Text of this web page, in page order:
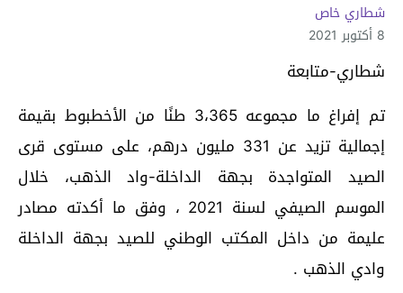
شطاري خاص
8 أكتوبر 2021
شطاري-متابعة
تم إفراغ ما مجموعه 3،365 طنًا من الأخطبوط بقيمة
إجمالية تزيد عن 331 مليون درهم، على مستوى قرى
الصيد المتواجدة بجهة الداخلة-واد الذهب، خلال
الموسم الصيفي لسنة 2021 ، وفق ما أكدته مصادر
عليمة من داخل المكتب الوطني للصيد بجهة الداخلة
وادي الذهب .